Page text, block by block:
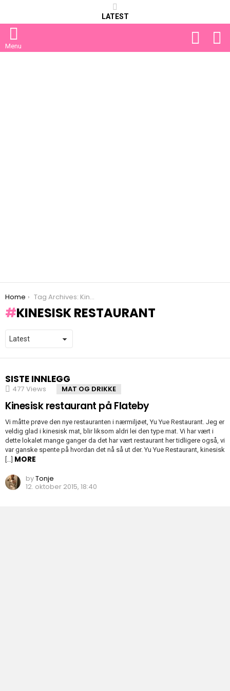
LATEST
Menu
You are here:
Home Tag Archives: Kinesisk restaurant
KINESISK RESTAURANT
SISTE INNLEGG
477 Views MAT OG DRIKKE
Kinesisk restaurant på Flateby
Vi måtte prøve den nye restauranten i nærmiljøet, Yu Yue Restaurant. Jeg er
veldig glad i kinesisk mat, blir liksom aldri lei den type mat. Vi har vært i
dette lokalet mange ganger da det har vært restaurant her tidligere også, vi
var ganske spente på hvordan det nå så ut der. Yu Yue Restaurant, kinesisk
[…] MORE
byTonje
12. oktober 2015, 18:40